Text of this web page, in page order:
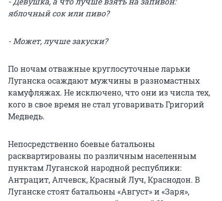
яблочный сок или пиво?
- Может, лучше закуски?
По ночам отважные круглосуточные ларьки
Луганска осаждают мужчины в разномастных
камуфляжах. Не исключено, что они из числа тех,
кого в свое время не стал уговаривать Григорий
Медведь.
Непосредственно боевые батальоны
расквартированы по различным населенным
пунктам Луганской народной республики:
Антрацит, Алчевск, Красный Луч, Краснодон. В
Луганске стоят батальоны «Август» и «Заря»,